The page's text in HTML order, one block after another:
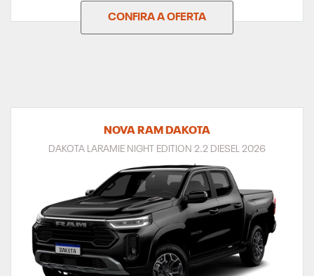
CONFIRA A OFERTA
NOVA RAM DAKOTA
DAKOTA LARAMIE NIGHT EDITION 2.2 DIESEL 2026